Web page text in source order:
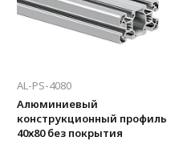
Масса, кг/м:
AL-PS-4080
Алюминиевый
конструкционный профиль
40х80 без покрытия